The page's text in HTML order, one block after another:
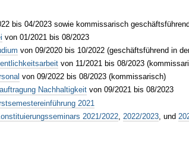
bis 04/2023 sowie kommissarisch
von 01/2021 bis 08/2023
von 09/2020 bis 10/2022 (geschäftsführend in
von 11/2021 bis 08/2023
von 09/2022 bis 08/2023 (kommissarisch)
Nachhaltigkeitvon 09/2021 bis 08/2023
2021
2021/2022, 2022/2023, und